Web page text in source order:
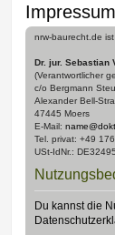
Impressum
nrw-baurecht.de
Dr. jur. Sebastian
(Verantwortlicher
c/o Bergmann
Alexander Bell-
47445 Moers
E-Mail:
Tel. privat: +49
USt-IdNr.:
Du kannst die